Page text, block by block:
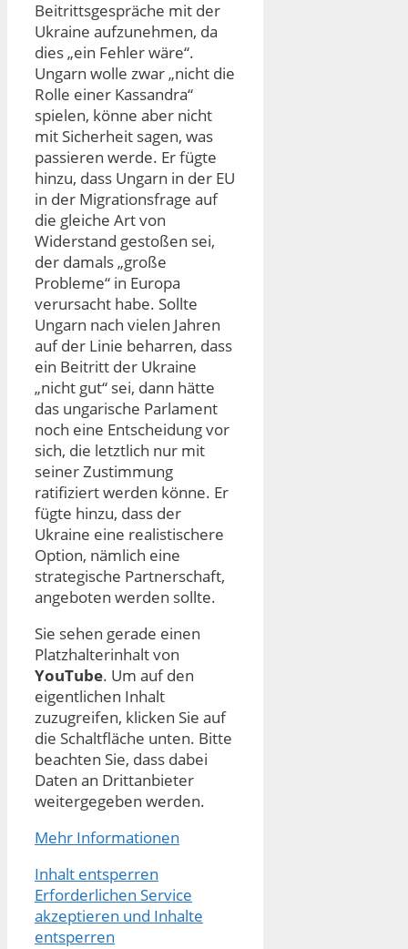
Beitrittsgespräche mit der
Ukraine aufzunehmen, da
dies „ein Fehler wäre“.
Ungarn wolle zwar „nicht die
Rolle einer Kassandra“
spielen, könne aber nicht
mit Sicherheit sagen, was
passieren werde. Er fügte
hinzu, dass Ungarn in der EU
in der Migrationsfrage auf
die gleiche Art von
Widerstand gestoßen sei,
der damals „große
Probleme“ in Europa
verursacht habe. Sollte
Ungarn nach vielen Jahren
auf der Linie beharren, dass
ein Beitritt der Ukraine
„nicht gut“ sei, dann hätte
das ungarische Parlament
noch eine Entscheidung vor
sich, die letztlich nur mit
seiner Zustimmung
ratifiziert werden könne. Er
fügte hinzu, dass der
Ukraine eine realistischere
Option, nämlich eine
strategische Partnerschaft,
angeboten werden sollte.
Sie sehen gerade einen
Platzhalterinhalt von
YouTube. Um auf den
eigentlichen Inhalt
zuzugreifen, klicken Sie auf
die Schaltfläche unten. Bitte
beachten Sie, dass dabei
Daten an Drittanbieter
weitergegeben werden.
Mehr Informationen
Inhalt entsperren
Erforderlichen Service
akzeptieren und Inhalte
entsperren